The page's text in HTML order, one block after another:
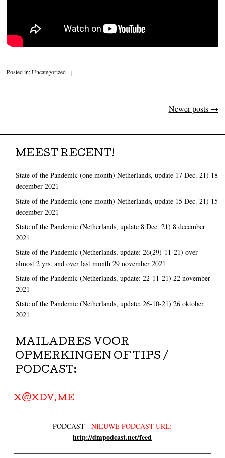
Posted in:Uncategorized |
Newer posts →
MEEST RECENT!
State of the Pandemic (one month) Netherlands, update 17 Dec. 21) 18
december 2021
State of the Pandemic (one month) Netherlands, update 15 Dec. 21) 15
december 2021
State of the Pandemic (Netherlands, update 8 Dec. 21) 8 december
2021
State of the Pandemic (Netherlands, update: 26(29)-11-21) over
almost 2 yrs. and over last month 29 november 2021
State of the Pandemic (Netherlands, update: 22-11-21) 22 november
2021
State of the Pandemic (Netherlands, update: 26-10-21) 26 oktober
2021
MAILADRES VOOR
OPMERKINGEN OF TIPS /
PODCAST:
X@XDV.ME
PODCAST -NIEUWE PODCAST-URL:
http://dmpodcast.net/feed